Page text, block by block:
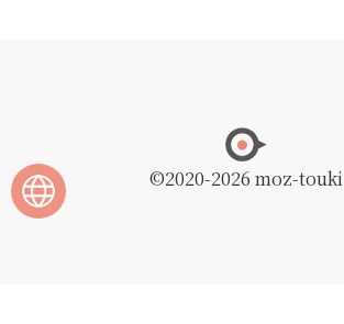
©2020-2026 moz-touki